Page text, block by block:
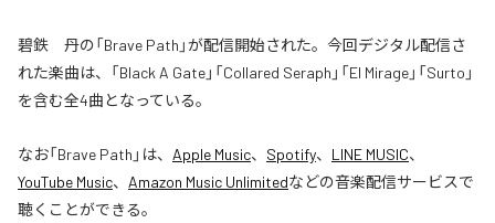
碧鉄 丹の「Brave Path」が配信開始された。今回デジタル配信さ
れた楽曲は、「Black A Gate」「Collared Seraph」「El Mirage」「Surto」
を含む全4曲となっている。
なお「Brave Path 」は、 Apple Music、 Spotify、 LINE MUSIC、
YouTube Music、 Amazon Music Unlimitedなどの音楽配信サービスで
聴くことができる。